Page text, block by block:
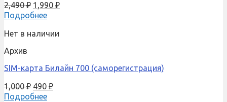
2,490₽ 1,990 ₽
Подробнее
Нет в наличии
Архив
SIM-карта Билайн 700 (саморегистрация)
1,000₽ 490 ₽
Подробнее